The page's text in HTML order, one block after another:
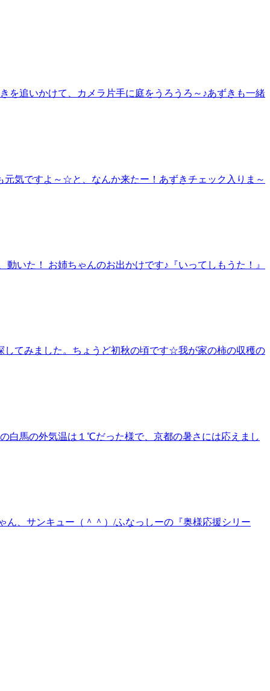
追いかけて、カメラ片手に庭をうろうろ～♪あずきも一緒
気ですよ～☆と、なんか来たー！あずきチェック入りま～
いた！ お姉ちゃんのお出かけです♪『いってしもうた！』
てみました。ちょうど初秋の頃です☆我が家の柿の収穫の
白馬の外気温は１℃だった様で、京都の暑さには応えまし
ん、サンキュー（＾＾）/ふなっしーの『奥様応援シリー